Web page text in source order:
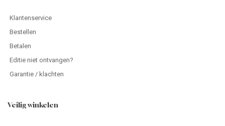
Klantenservice
Bestellen
Betalen
Editie niet ontvangen?
Garantie / klachten
Veilig winkelen